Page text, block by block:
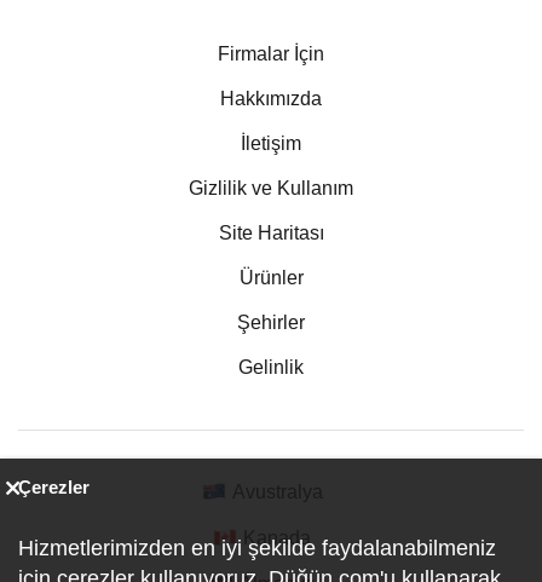
Firmalar İçin
Hakkımızda
İletişim
Gizlilik ve Kullanım
Site Haritası
Ürünler
Şehirler
Gelinlik
Kanada
Çerezler
Hizmetlerimizden en iyi şekilde faydalanabilmeniz